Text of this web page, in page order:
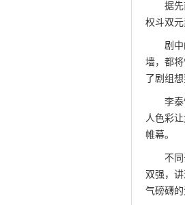
据
权斗双元
剧
墙，都
了剧组
李
人色彩
帷幕。
不
双强，
气磅礴的